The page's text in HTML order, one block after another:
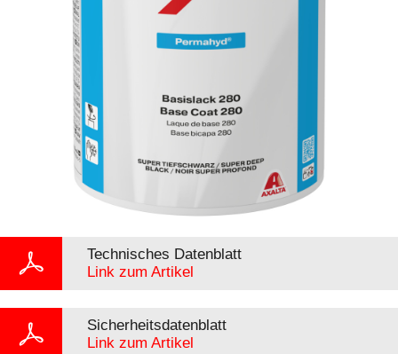
Technisches Datenblatt
Link zum Artikel
Sicherheitsdatenblatt
Link zum Artikel